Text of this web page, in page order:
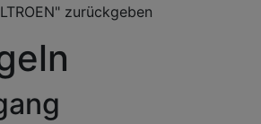
zurückgeben